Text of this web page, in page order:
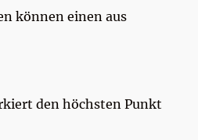
können einen aus
den höchsten Punkt